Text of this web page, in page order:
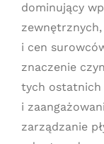
dominujący
i cen
znaczenie
tych ostatnich
i
zarządzanie